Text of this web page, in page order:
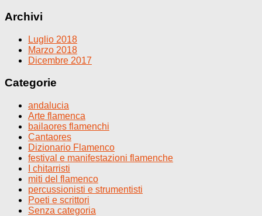
Archivi
Luglio 2018
Marzo 2018
Dicembre 2017
Categorie
andalucia
Arte flamenca
bailaores flamenchi
Cantaores
Dizionario Flamenco
festival e manifestazioni flamenche
I chitarristi
miti del flamenco
percussionisti e strumentisti
Poeti e scrittori
Senza categoria